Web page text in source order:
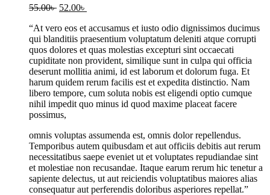
55.00৳ Original
was:
55.00৳ .
52.00৳
is:
52.00৳ .
“At vero eos et accusamus et iusto odio dignissimos ducimus
qui blanditiis praesentium voluptatum deleniti atque corrupti
quos dolores et quas molestias excepturi sint occaecati
cupiditate non provident, similique sunt in culpa qui officia
deserunt mollitia animi, id est laborum et dolorum fuga. Et
harum quidem rerum facilis est et expedita distinctio. Nam
libero tempore, cum soluta nobis est eligendi optio cumque
nihil impedit quo minus id quod maxime placeat facere
possimus,
omnis voluptas assumenda est, omnis dolor repellendus.
Temporibus autem quibusdam et aut officiis debitis aut rerum
necessitatibus saepe eveniet ut et voluptates repudiandae sint
et molestiae non recusandae. Itaque earum rerum hic tenetur a
sapiente delectus, ut aut reiciendis voluptatibus maiores alias
consequatur aut perferendis doloribus asperiores repellat.”